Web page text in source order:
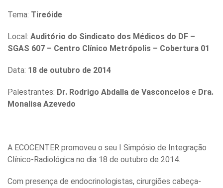
Tema: Tireóide
Local: Auditório do Sindicato dos Médicos do DF –
SGAS 607 – Centro Clínico Metrópolis – Cobertura 01
Data: 18 de outubro de 2014
Palestrantes: Dr. Rodrigo Abdalla de Vasconcelos e Dra.
Monalisa Azevedo
A ECOCENTER promoveu o seu I Simpósio de Integração
Clínico-Radiológica no dia 18 de outubro de 2014.
Com presença de endocrinologistas, cirurgiões cabeça-